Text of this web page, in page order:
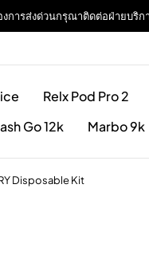
ารส่งด่วนกรุณาติดต่อฝ่ายบริก
Relx Pod Pro 2
Go 12k Marbo 9k
Disposable Kit